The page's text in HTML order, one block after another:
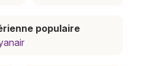
populaire